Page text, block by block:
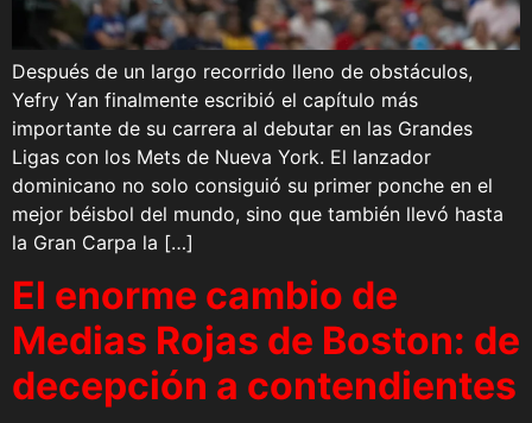
Después de un largo recorrido lleno de obstáculos,
Yefry Yan finalmente escribió el capítulo más
importante de su carrera al debutar en las Grandes
Ligas con los Mets de Nueva York. El lanzador
dominicano no solo consiguió su primer ponche en el
mejor béisbol del mundo, sino que también llevó hasta
la Gran Carpa la […]
El enorme cambio de
Medias Rojas de Boston: de
decepción a contendientes